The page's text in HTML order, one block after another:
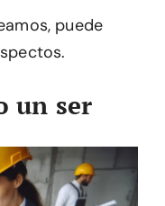
puede
un ser